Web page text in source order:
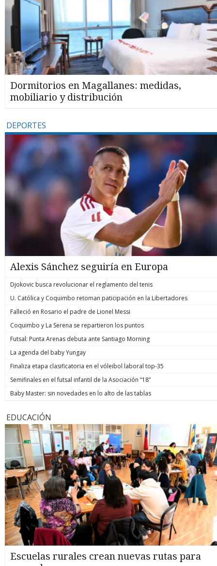
Dormitorios en Magallanes: medidas,
mobiliario y distribución
DEPORTES
Alexis Sánchez seguiría en Europa
Djokovic busca revolucionar el reglamento del tenis
U. Católica y Coquimbo retoman paticipación en la Libertadores
Falleció en Rosario el padre de Lionel Messi
Coquimbo y La Serena se repartieron los puntos
Futsal: Punta Arenas debuta ante Santiago Morning
La agenda del baby Yungay
Finaliza etapa clasificatoria en el vóleibol laboral top-35
Semifinales en el futsal infantil de la Asociación “18”
Baby Master: sin novedades en lo alto de las tablas
EDUCACIÓN
Escuelas rurales crean nuevas rutas para